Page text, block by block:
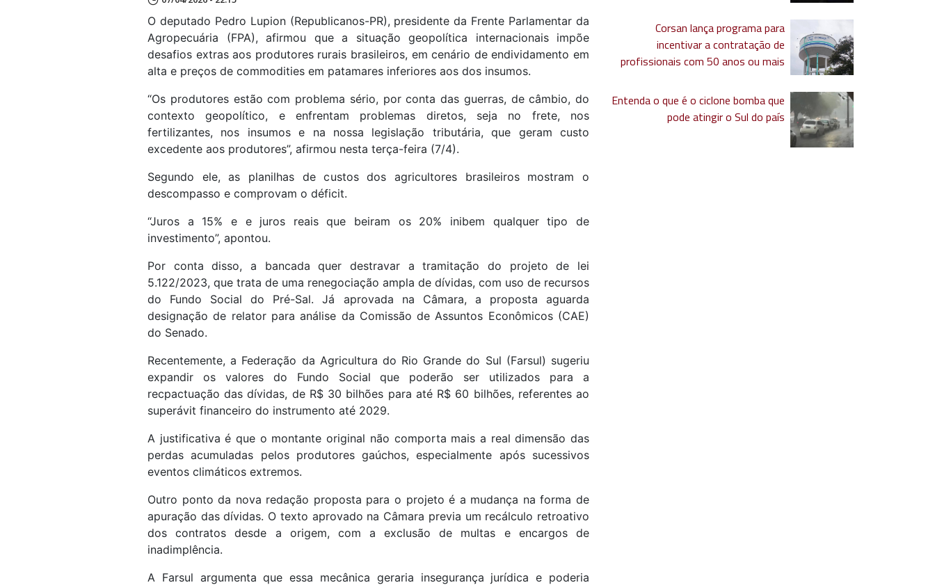
O deputado Pedro Lupion (Republicanos-PR), presidente da Frente Parlamentar da
Agropecuária (FPA), afirmou que a situação geopolítica internacionais impõe
desafios extras aos produtores rurais brasileiros, em cenário de endividamento em
alta e preços de commodities em patamares inferiores aos dos insumos.
“Os produtores estão com problema sério, por conta das guerras, de câmbio, do
contexto geopolítico, e enfrentam problemas diretos, seja no frete, nos
fertilizantes, nos insumos e na nossa legislação tributária, que geram custo
excedente aos produtores”, afirmou nesta terça-feira (7/4).
Segundo ele, as planilhas de custos dos agricultores brasileiros mostram o
descompasso e comprovam o déficit.
“Juros a 15% e e juros reais que beiram os 20% inibem qualquer tipo de
investimento”, apontou.
Por conta disso, a bancada quer destravar a tramitação do projeto de lei
5.122/2023, que trata de uma renegociação ampla de dívidas, com uso de recursos
do Fundo Social do Pré-Sal. Já aprovada na Câmara, a proposta aguarda
designação de relator para análise da Comissão de Assuntos Econômicos (CAE)
do Senado.
Recentemente, a Federação da Agricultura do Rio Grande do Sul (Farsul) sugeriu
expandir os valores do Fundo Social que poderão ser utilizados para a
recpactuação das dívidas, de R$ 30 bilhões para até R$ 60 bilhões, referentes ao
superávit financeiro do instrumento até 2029.
A justificativa é que o montante original não comporta mais a real dimensão das
perdas acumuladas pelos produtores gaúchos, especialmente após sucessivos
eventos climáticos extremos.
Outro ponto da nova redação proposta para o projeto é a mudança na forma de
apuração das dívidas. O texto aprovado na Câmara previa um recálculo retroativo
dos contratos desde a origem, com a exclusão de multas e encargos de
inadimplência.
A Farsul argumenta que essa mecânica geraria insegurança jurídica e poderia
Corsan lança programa para
incentivar a contratação de
profissionais com 50 anos ou mais
Entenda o que é o ciclone bomba que
pode atingir o Sul do país